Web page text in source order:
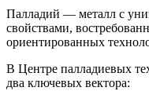
Палладий — металл с
свойствами,
ориентированных
В Центре палладиевых
два ключевых вектора: